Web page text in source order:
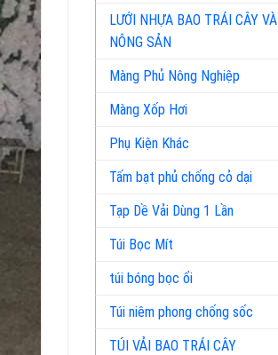
LƯỚI NHỰA BAO TRÁI CÂY VÀ
NÔNG SẢN
Màng Phủ Nông Nghiệp
Màng Xốp Hơi
Phụ Kiện Khác
Tấm bạt phủ chống cỏ dại
Tạp Dề Vải Dùng 1 Lần
Túi Bọc Mít
túi bóng bọc ổi
Túi niêm phong chống sốc
TÚI VẢI BAO TRÁI CÂY